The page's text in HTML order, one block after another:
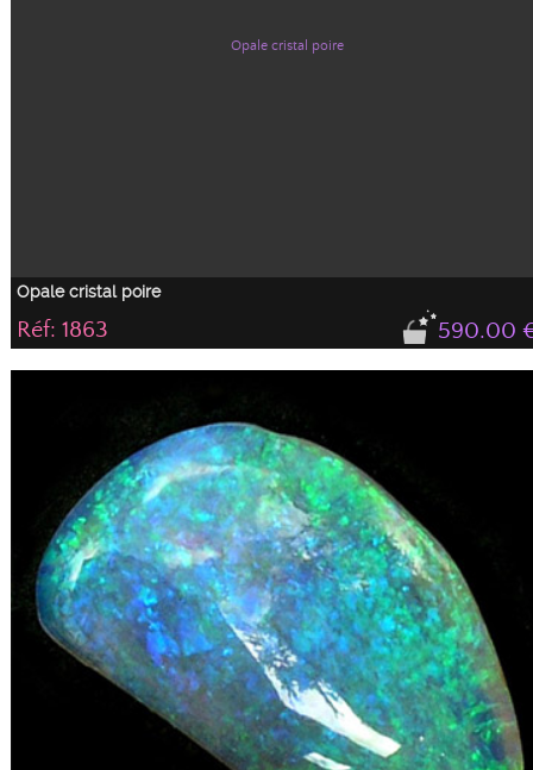
Opale cristal poire
590.00
Réf: 1863
Opale cristal taillée en poire avec un très joli feu rouge orange qui se déplace